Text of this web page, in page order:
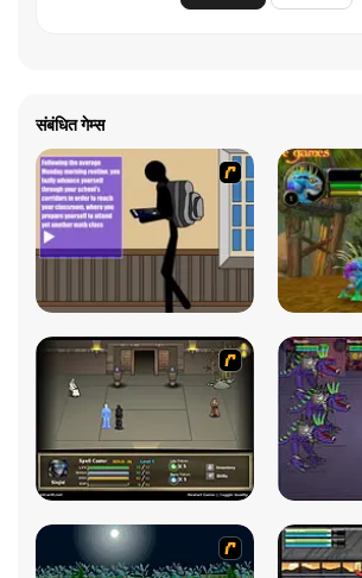
संबंधित गेम्स